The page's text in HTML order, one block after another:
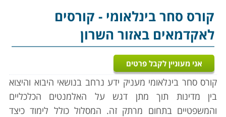
קורס סחר בינלאומי - קורסים
לאקדמאים באזור השרון
אני מעוניין לקבל פרטים
קורס סחר בינלאומי מעניק ידע נרחב בנושאי היבוא והיצוא
בין מדינות תוך מתן דגש על האלמנטים הכלכליים
והמשפטיים בתחום מרתק זה. המסלול כולל לימוד כיצד